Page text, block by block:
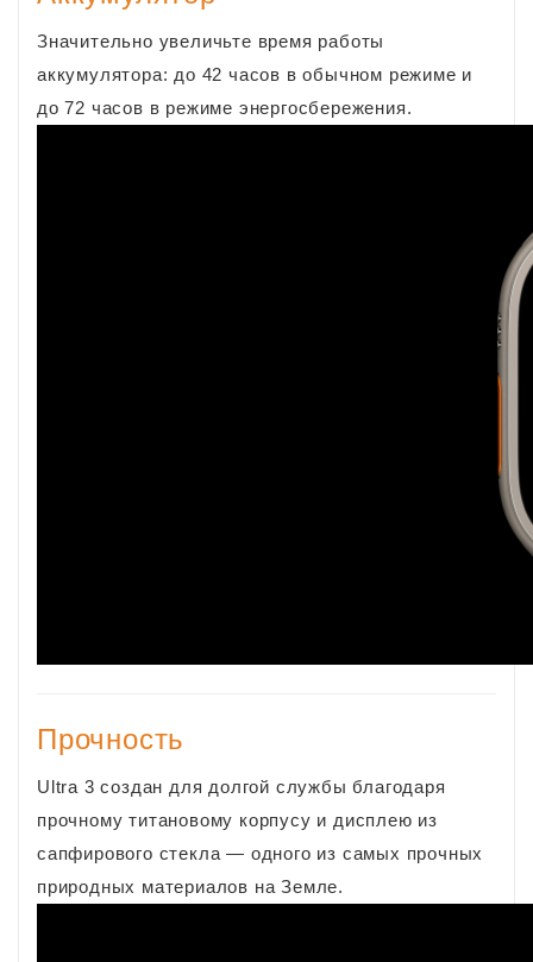
Значительно увеличьте время работы
аккумулятора: до 42 часов в обычном режиме и
до 72 часов в режиме энергосбережения.
Прочность
Ultra 3 создан для долгой службы благодаря
прочному титановому корпусу и дисплею из
сапфирового стекла — одного из самых прочных
природных материалов на Земле.